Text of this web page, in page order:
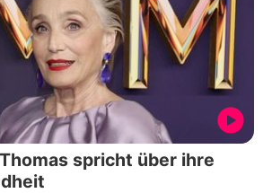
spricht über ihre